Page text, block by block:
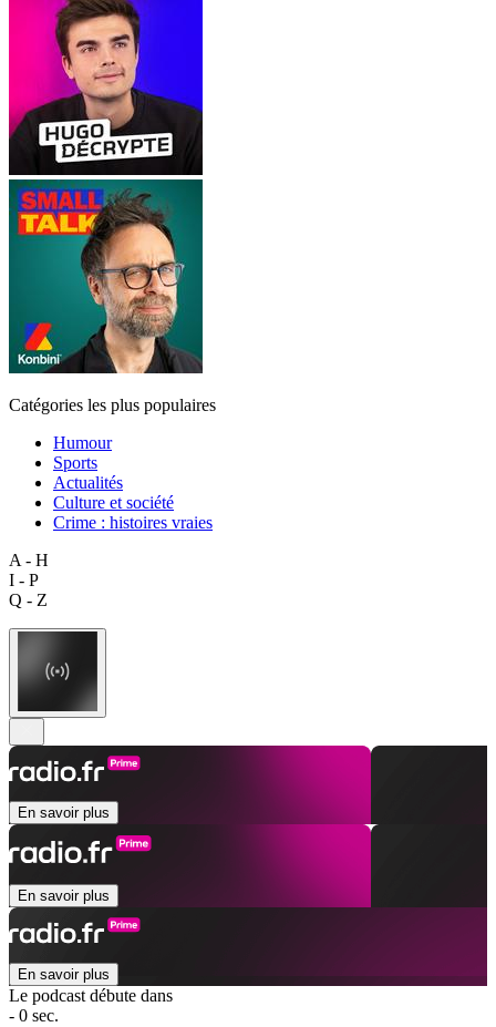
Catégories les plus populaires
Humour
Sports
Actualités
Culture et société
Crime : histoires vraies
A - H
I - P
Q - Z
En savoir plus
En savoir plus
En savoir plus
Le podcast débute dans
- 0 sec.